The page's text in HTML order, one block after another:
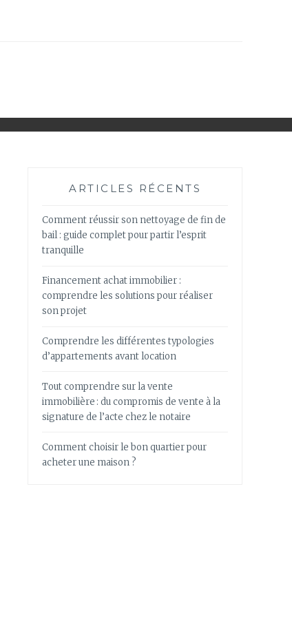
ARTICLES RÉCENTS
Comment réussir son nettoyage de fin de
bail : guide complet pour partir l’esprit
tranquille
Financement achat immobilier :
comprendre les solutions pour réaliser
son projet
Comprendre les différentes typologies
d’appartements avant location
Tout comprendre sur la vente
immobilière : du compromis de vente à la
signature de l’acte chez le notaire
Comment choisir le bon quartier pour
acheter une maison ?